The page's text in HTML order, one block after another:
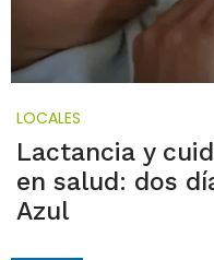
LOCALES
Lactancia y
en salud: dos
Azul